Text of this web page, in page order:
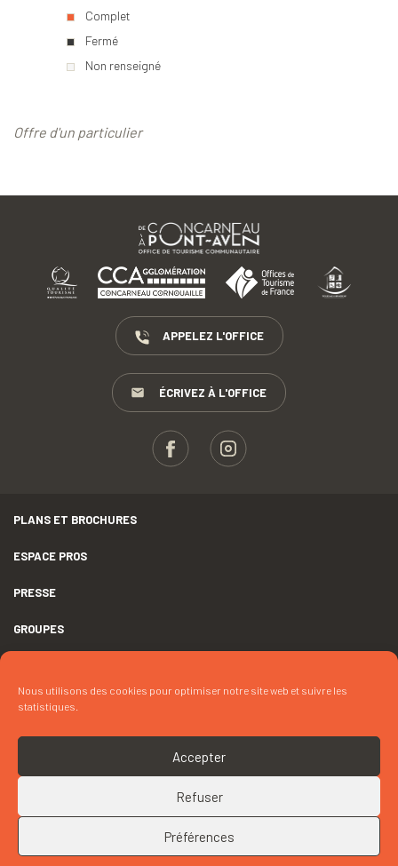
Nous utilisons des cookies pour optimiser notre site web et suivre les
statistiques.
Accepter
Refuser
Préférences
Complet
Fermé
Non renseigné
Offre d'un particulier
CONTACTEZ « MME LAHUEC »
APPELEZ L'OFFICE
ÉCRIVEZ À L'OFFICE
PLANS ET BROCHURES
ESPACE PROS
PRESSE
GROUPES
DÉCLARATION D’ACCESSIBILITÉ
CRÉDITS
COOKIES
RETOUR EN HAUT